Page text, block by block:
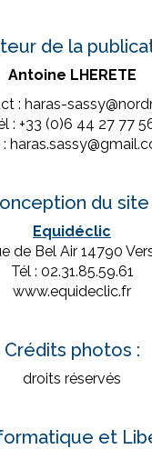
de la
Antoine LHERETE
: haras-
: +33 (0)6 44 27 77
:
du site
Equidéclic
de Bel Air 14790
Tél : 02.31.85.59.61
www.equideclic.fr
Crédits photos :
droits réservés
et